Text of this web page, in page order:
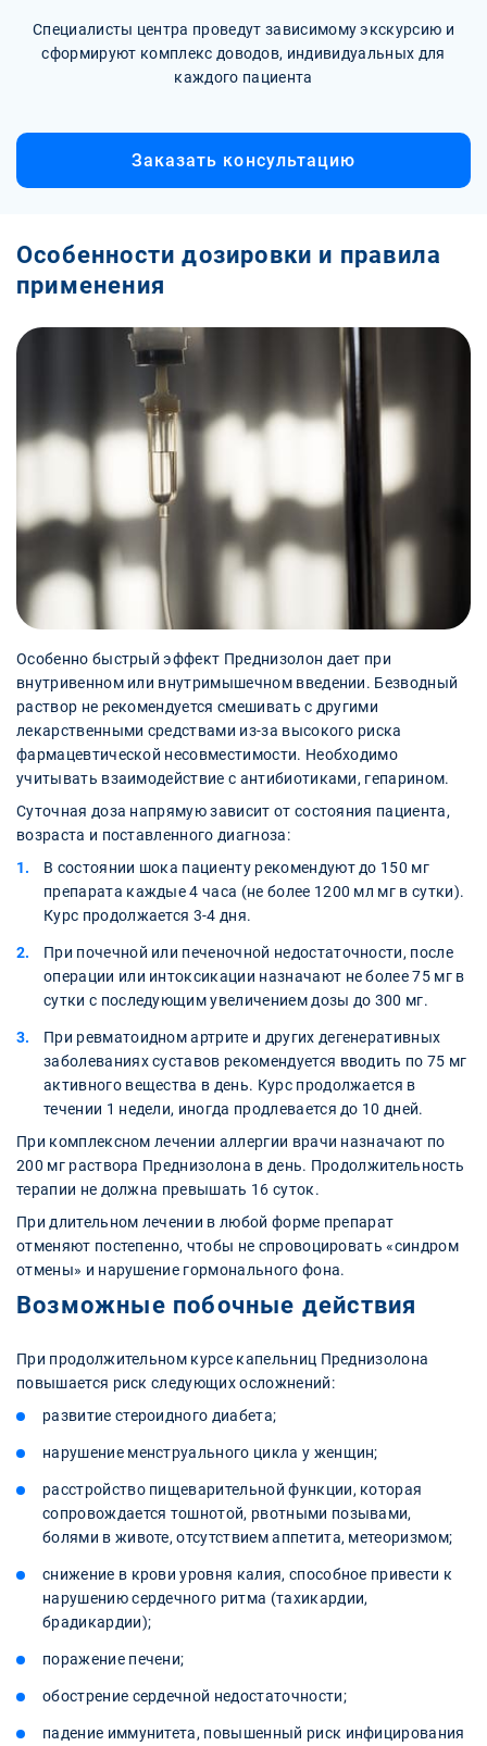
Специалисты центра проведут зависимому экскурсию и
сформируют комплекс доводов, индивидуальных для
каждого пациента
Заказать консультацию
Особенности дозировки и правила
применения
Особенно быстрый эффект Преднизолон дает при
внутривенном или внутримышечном введении. Безводный
раствор не рекомендуется смешивать с другими
лекарственными средствами из-за высокого риска
фармацевтической несовместимости. Необходимо
учитывать взаимодействие с антибиотиками, гепарином.
Суточная доза напрямую зависит от состояния пациента,
возраста и поставленного диагноза:
В состоянии шока пациенту рекомендуют до 150 мг
препарата каждые 4 часа (не более 1200 мл мг в сутки).
Курс продолжается 3-4 дня.
При почечной или печеночной недостаточности, после
операции или интоксикации назначают не более 75 мг в
сутки с последующим увеличением дозы до 300 мг.
При ревматоидном артрите и других дегенеративных
заболеваниях суставов рекомендуется вводить по 75 мг
активного вещества в день. Курс продолжается в
течении 1 недели, иногда продлевается до 10 дней.
При комплексном лечении аллергии врачи назначают по
200 мг раствора Преднизолона в день. Продолжительность
терапии не должна превышать 16 суток.
При длительном лечении в любой форме препарат
отменяют постепенно, чтобы не спровоцировать «синдром
отмены» и нарушение гормонального фона.
Возможные побочные действия
При продолжительном курсе капельниц Преднизолона
повышается риск следующих осложнений:
развитие стероидного диабета;
нарушение менструального цикла у женщин;
расстройство пищеварительной функции, которая
сопровождается тошнотой, рвотными позывами,
болями в животе, отсутствием аппетита, метеоризмом;
снижение в крови уровня калия, способное привести к
нарушению сердечного ритма (тахикардии,
брадикардии);
поражение печени;
обострение сердечной недостаточности;
падение иммунитета, повышенный риск инфицирования